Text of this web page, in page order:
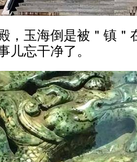
，玉海倒是被＂镇＂
儿忘干净了。